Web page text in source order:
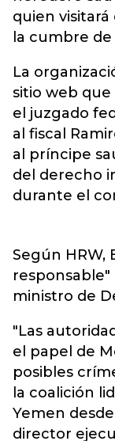
quien
la cumbre
La
sitio web
el juzgado
al fiscal
al príncipe
del derecho
durante el
Según HRW,
responsable"
ministro de
"Las
el papel de
posibles
la coalición
Yemen
director